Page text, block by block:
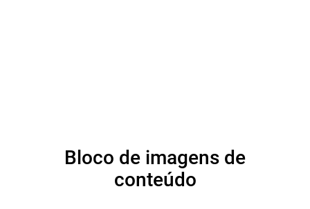
Bloco de imagens de
conteúdo